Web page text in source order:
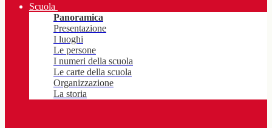
Scuola
Panoramica
Presentazione
I luoghi
Le persone
I numeri della scuola
Le carte della scuola
Organizzazione
La storia